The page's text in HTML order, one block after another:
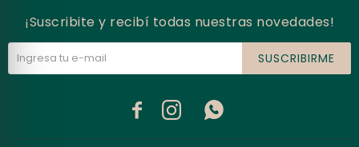
¡Suscribite y recibí todas nuestras novedades!
SUSCRIBIRME
  